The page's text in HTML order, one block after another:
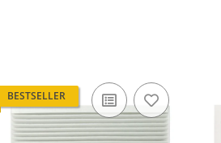
BESTSELLER